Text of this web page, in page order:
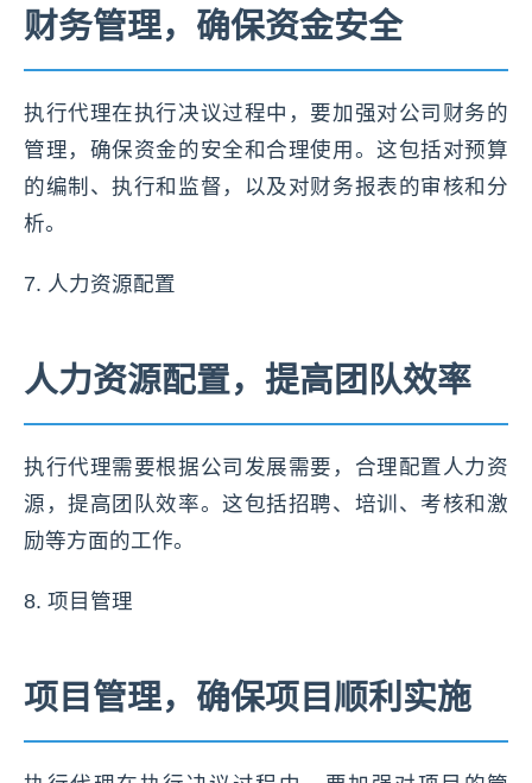
财务管理，确保资金安全
执行代理在执行决议过程中，要加强对公司财务的
管理，确保资金的安全和合理使用。这包括对预算
的编制、执行和监督，以及对财务报表的审核和分
析。
7. 人力资源配置
人力资源配置，提高团队效率
执行代理需要根据公司发展需要，合理配置人力资
源，提高团队效率。这包括招聘、培训、考核和激
励等方面的工作。
8. 项目管理
项目管理，确保项目顺利实施